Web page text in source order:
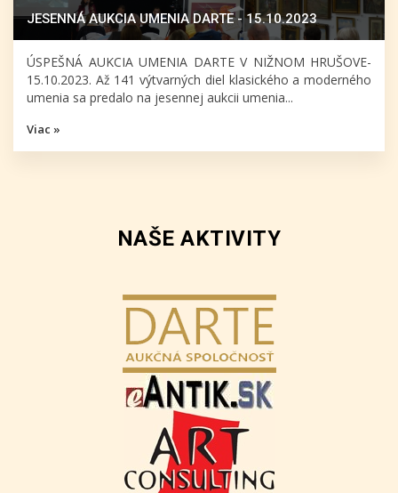
JESENNÁ AUKCIA UMENIA DARTE - 15.10.2023
ÚSPEŠNÁ AUKCIA UMENIA DARTE V NIŽNOM HRUŠOVE-
15.10.2023. Až 141 výtvarných diel klasického a moderného
umenia sa predalo na jesennej aukcii umenia...
Viac »
NAŠE AKTIVITY